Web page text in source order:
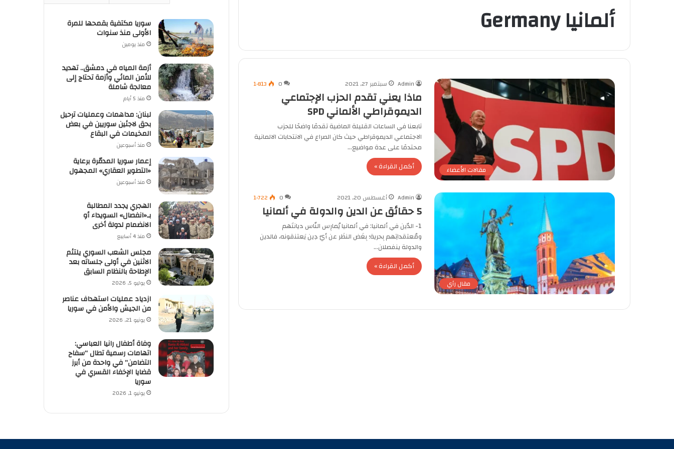
ألمانيا Germany
مقالات الأعضاء
Admin سبتمبر 27, 2021 0 1٬813
ماذا يعني تقدم الحزب الإجتماعي
الديموقراطي الألماني SPD
تابعنا في الساعات القليلة الماضية تقدمًا واضحًا للحزب
الاجتماعي الديموقراطي حيث كان الصراع في الانتحابات الالمانية
محتدمًا على عدة مواضيع…
أكمل القراءة »
مقال رأي
Admin أغسطس 20, 2021 0 1٬722
5 حقائق عن الدين والدولة في ألمانيا
1- الدّين في ألمانيا: في ألمانيا يُمارِس النّاس ديانتَهم
ومُعتقداتِهم بِحرية؛ بِغَض النظَر عن أيّ دِين يَعتنقونه، فالدين
والدولة ينفصلان…
أكمل القراءة »
سوريا مكتفية بقمحها للمرة
الأولى منذ سنوات
منذ يومين
أزمة المياه في دمشق.. تهديد
للأمن المائي وأزمة تحتاج إلى
معالجة شاملة
منذ 5 أيام
لبنان: مداهمات وعمليات ترحيل
بحق لاجئين سوريين في بعض
المخيمات في البقاع
منذ أسبوعين
إعمار سوريا المدمّرة برعاية
«التطوير العقاري» المجهول
منذ أسبوعين
الهجري يجدد المطالبة
بـ«انفصال» السويداء أو
الانضمام لدولة أخرى
منذ 4 أسابيع
مجلس الشعب السوري يلتئم
الاثنين في أولى جلساته بعد
الإطاحة بالنظام السابق
يوليو 5, 2026
ازدياد عمليات استهداف عناصر
من الجيش والأمن في سوريا
يونيو 21, 2026
وفاة أطفال رانيا العباسي:
اتهامات رسمية تطال “سفاح
التضامن” في واحدة من أبرز
قضايا الإخفاء القسري في
سوريا
يونيو 1, 2026